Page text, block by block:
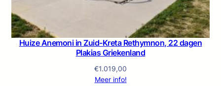
Huize Anemoni in Zuid-Kreta Rethymnon, 22 dagen
Plakias Griekenland
€1.019,00
Meer info!